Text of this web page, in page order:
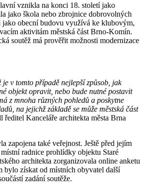
vznikla na konci 18. století jako
jako škola nebo zbrojnice dobrovolných
jako obecní budovu využívá ke klubovým,
aktivitám městská část Brno-Komín.
soutěž má prověřit možnosti modernizace
je v tomto případě nejlepší způsob, jak
objekt opravit, nebo bude nutné postavit
z mnoha různých pohledů a poskytne
na jejichž základě se může městská část
ředitel Kanceláře architekta města Brna
zapojena také veřejnost. Ještě před jejím
radnice prohlídky objektu Staré
architekta zorganizovala online anketu
bylo získat od místních obyvatel další
zadání soutěže.